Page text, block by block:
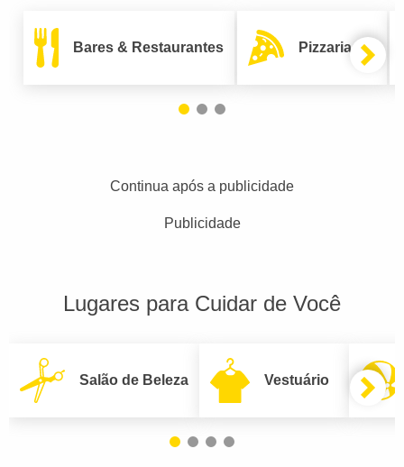
Bares & Restaurantes Pizzarias
Continua após a publicidade
Publicidade
Lugares para Cuidar de Você
Salão de Beleza Vestuário